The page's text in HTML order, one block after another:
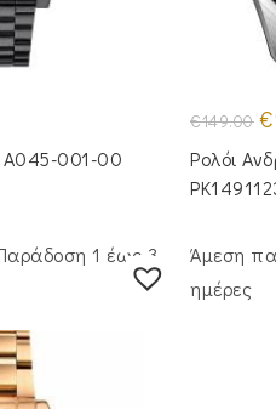
A045-001-00
€149.00 €
Ρολόι
1 έως 3
Άμεση
ημέρες